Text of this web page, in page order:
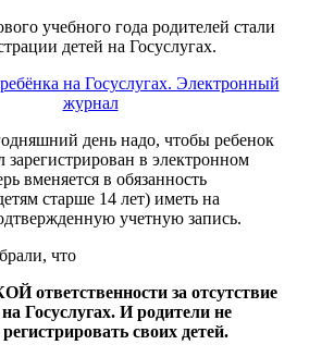
учебного года родителей стали
детей на Госуслугах.
на Госуслугах. Электронный
журнал
день надо, чтобы ребенок
зарегистрирован в электронном
вменяется в обязанность
старше 14 лет) иметь на
учетную запись.
что
ответственности за отсутствие
Госуслугах. И родители не
своих детей.